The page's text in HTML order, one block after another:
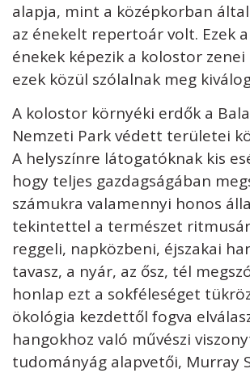
alapja, mint a középkorban
az énekelt repertoár volt. Ezek
énekek képezik a kolostor
ezek közül szólalnak meg
A kolostor környéki erdők a
Nemzeti Park védett területei
A helyszínre látogatóknak kis
hogy teljes gazdagságában
számukra valamennyi honos
tekintettel a természet
reggeli, napközbeni, éjszakai
tavasz, a nyár, az ősz, tél
honlap ezt a sokféleséget
ökológia kezdettől fogva
hangokhoz való művészi
tudományág alapvetői, Murray